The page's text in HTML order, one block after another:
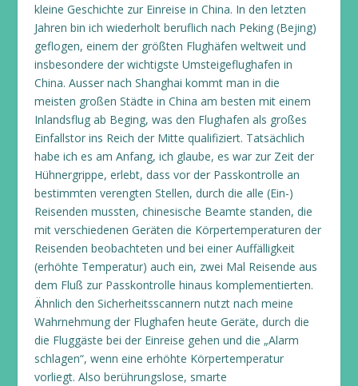
kleine Geschichte zur Einreise in China. In den letzten
Jahren bin ich wiederholt beruflich nach Peking (Bejing)
geflogen, einem der größten Flughäfen weltweit und
insbesondere der wichtigste Umsteigeflughafen in
China. Ausser nach Shanghai kommt man in die
meisten großen Städte in China am besten mit einem
Inlandsflug ab Beging, was den Flughafen als großes
Einfallstor ins Reich der Mitte qualifiziert. Tatsächlich
habe ich es am Anfang, ich glaube, es war zur Zeit der
Hühnergrippe, erlebt, dass vor der Passkontrolle an
bestimmten verengten Stellen, durch die alle (Ein-)
Reisenden mussten, chinesische Beamte standen, die
mit verschiedenen Geräten die Körpertemperaturen der
Reisenden beobachteten und bei einer Auffälligkeit
(erhöhte Temperatur) auch ein, zwei Mal Reisende aus
dem Fluß zur Passkontrolle hinaus komplementierten.
Ähnlich den Sicherheitsscannern nutzt nach meine
Wahrnehmung der Flughafen heute Geräte, durch die
die Fluggäste bei der Einreise gehen und die „Alarm
schlagen“, wenn eine erhöhte Körpertemperatur
vorliegt. Also berührungslose, smarte